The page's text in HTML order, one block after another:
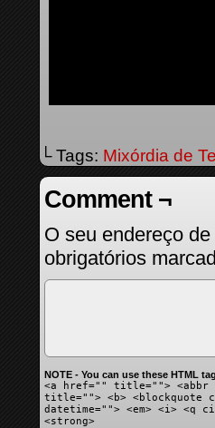
└ Tags: Mixórdia de
Comment ¬
O seu endereço
obrigatórios
NOTE - You can use these HTML
<a href="" title=""> <abbr
title=""> <b> <blockquote
datetime=""> <em> <i> <q
<strong>